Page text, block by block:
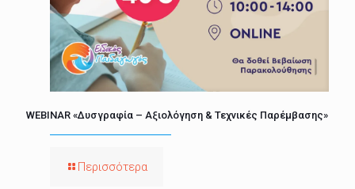
WEBINAR «Δυσγραφία – Αξιολόγηση & Τεχνικές Παρέμβασης»
Περισσότερα